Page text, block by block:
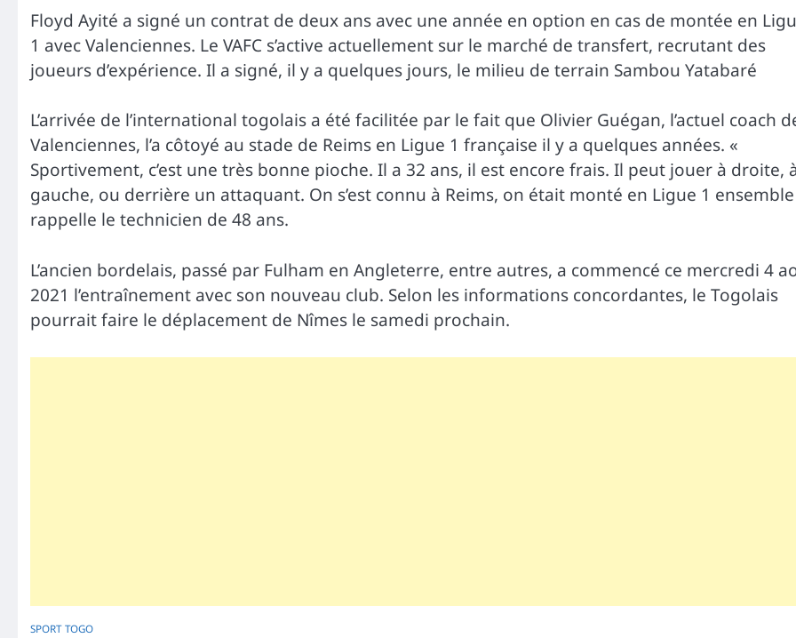
Floyd Ayité a signé un contrat de deux ans avec une année en option en cas de montée en
1 avec Valenciennes. Le VAFC s’active actuellement sur le marché de transfert, recrutant des
joueurs d’expérience. Il a signé, il y a quelques jours, le milieu de terrain Sambou Yatabaré
L’arrivée de l’international togolais a été facilitée par le fait que Olivier Guégan, l’actuel coach
Valenciennes, l’a côtoyé au stade de Reims en Ligue 1 française il y a quelques années. «
Sportivement, c’est une très bonne pioche. Il a 32 ans, il est encore frais. Il peut jouer à droite,
gauche, ou derrière un attaquant. On s’est connu à Reims, on était monté en Ligue 1
rappelle le technicien de 48 ans.
L’ancien bordelais, passé par Fulham en Angleterre, entre autres, a commencé ce mercredi 4
2021 l’entraînement avec son nouveau club. Selon les informations concordantes, le Togolais
pourrait faire le déplacement de Nîmes le samedi prochain.
SPORT TOGO